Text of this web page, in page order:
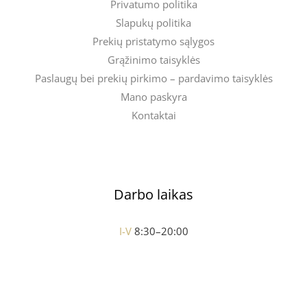
Privatumo politika
Slapukų politika
Prekių pristatymo sąlygos
Grąžinimo taisyklės
Paslaugų bei prekių pirkimo – pardavimo taisyklės
Mano paskyra
Kontaktai
Darbo laikas
I-V 8:30–20:00